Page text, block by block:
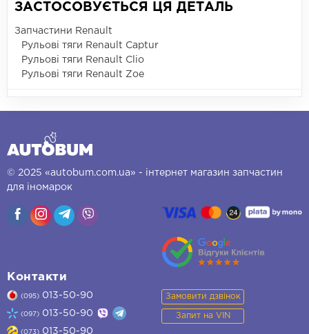
ЗАСТОСОВУЄТЬСЯ ЦЯ ДЕТАЛЬ
Запчастини Renault
Рульові тяги Renault Captur
Рульові тяги Renault Clio
Рульові тяги Renault Zoe
© 2025 «autobum.com.ua» - інтернет магазин запчастин
для іномарок
Контакти
(095) 013-50-90
(097) 013-50-90
(073) 013-50-90
Замовити дзвінок
Запит на VIN